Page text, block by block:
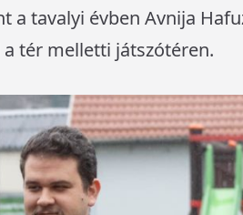
a tavalyi évben Avnija
tér melletti játszótéren.